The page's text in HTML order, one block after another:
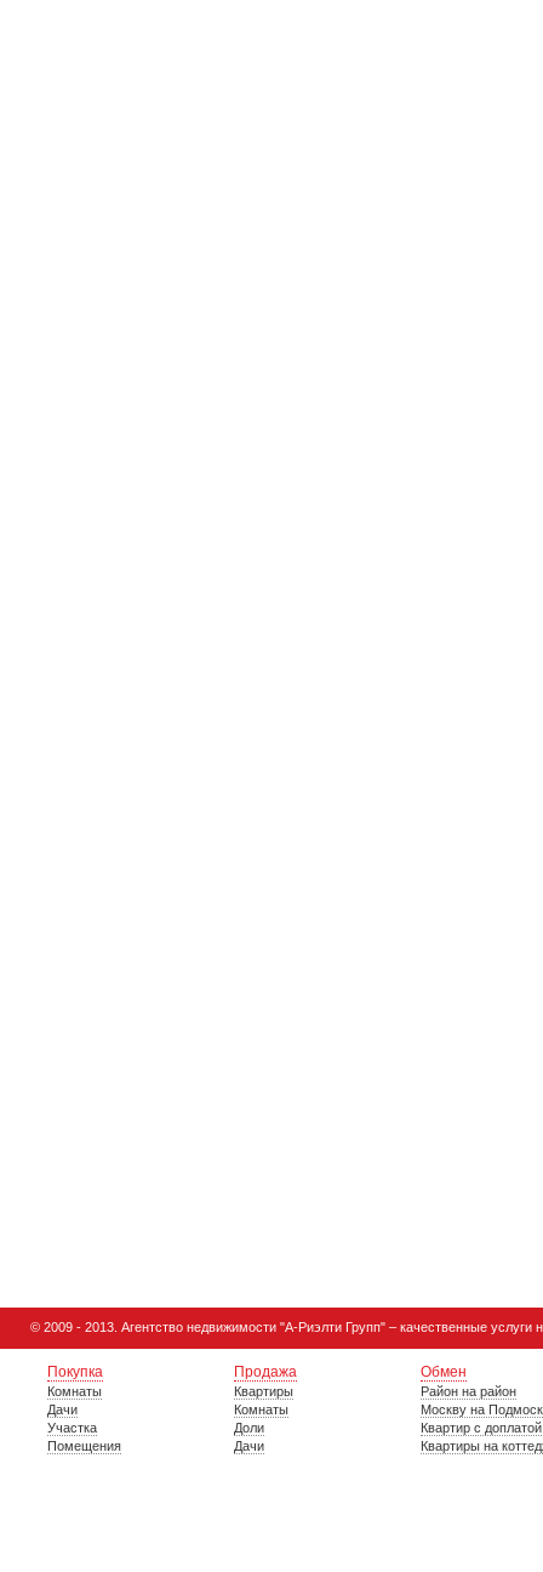
© 2009 - 2013. Агентство недвижимости "А-Риэлти Групп" – качественные
Покупка
Комнаты
Дачи
Участка
Помещения
Продажа
Квартиры
Комнаты
Доли
Дачи
Обмен
Район на район
Москву на
Квартир с доплатой
Квартиры на